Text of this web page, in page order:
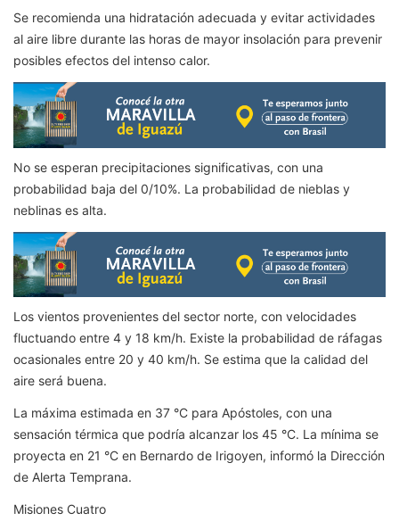
Se recomienda una hidratación adecuada y evitar actividades
al aire libre durante las horas de mayor insolación para prevenir
posibles efectos del intenso calor.
No se esperan precipitaciones significativas, con una
probabilidad baja del 0/10%. La probabilidad de nieblas y
neblinas es alta.
Los vientos provenientes del sector norte, con velocidades
fluctuando entre 4 y 18 km/h. Existe la probabilidad de ráfagas
ocasionales entre 20 y 40 km/h. Se estima que la calidad del
aire será buena.
La máxima estimada en 37 °C para Apóstoles, con una
sensación térmica que podría alcanzar los 45 °C. La mínima se
proyecta en 21 °C en Bernardo de Irigoyen, informó la Dirección
de Alerta Temprana.
Misiones Cuatro